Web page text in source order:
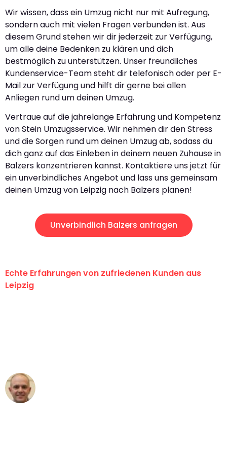
Wir wissen, dass ein Umzug nicht nur mit Aufregung,
sondern auch mit vielen Fragen verbunden ist. Aus
diesem Grund stehen wir dir jederzeit zur Verfügung,
um alle deine Bedenken zu klären und dich
bestmöglich zu unterstützen. Unser freundliches
Kundenservice-Team steht dir telefonisch oder per E-
Mail zur Verfügung und hilft dir gerne bei allen
Anliegen rund um deinen Umzug.
Vertraue auf die jahrelange Erfahrung und Kompetenz
von Stein Umzugsservice. Wir nehmen dir den Stress
und die Sorgen rund um deinen Umzug ab, sodass du
dich ganz auf das Einleben in deinem neuen Zuhause in
Balzers konzentrieren kannst. Kontaktiere uns jetzt für
ein unverbindliches Angebot und lass uns gemeinsam
deinen Umzug von Leipzig nach Balzers planen!
Unverbindlich Balzers anfragen
Echte Erfahrungen von zufriedenen Kunden aus
Leipzig